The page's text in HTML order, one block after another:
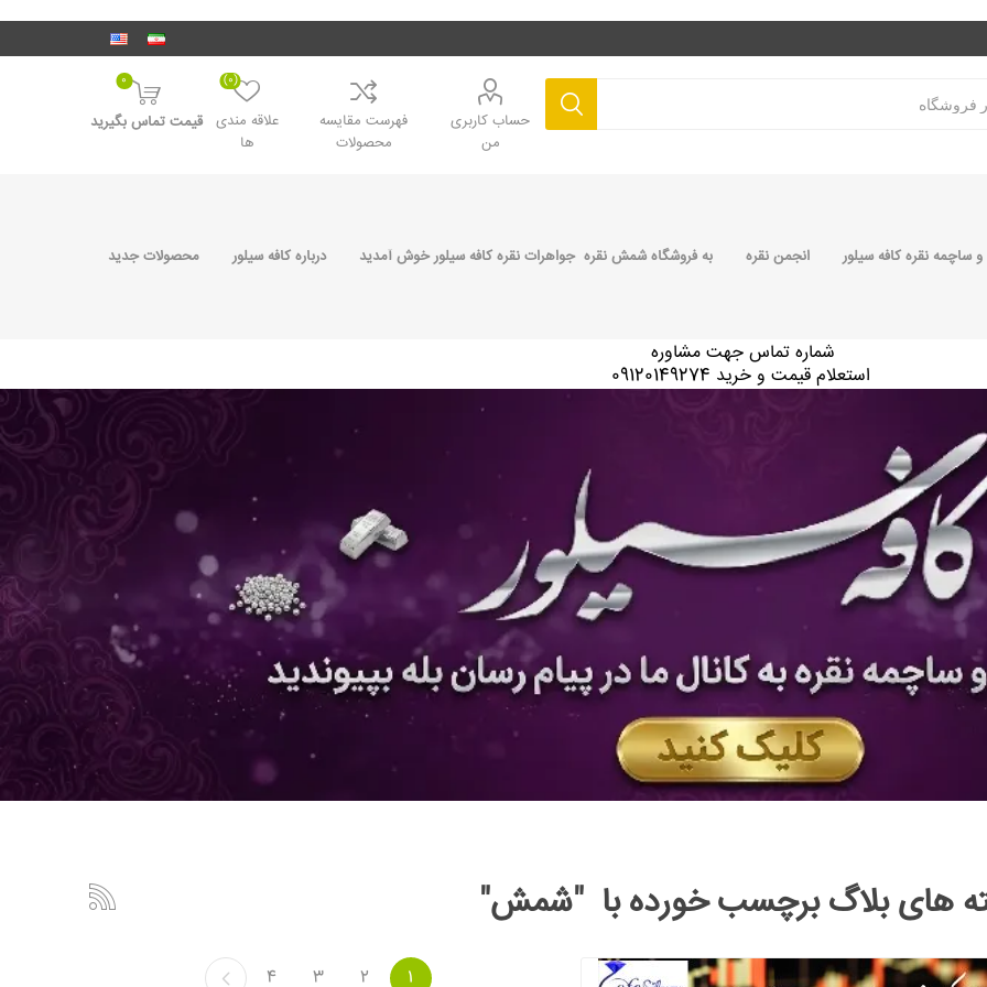
حساب کاربری
من
فهرست مقایسه
محصولات
علاقه مندی
ها
(0)
0
قیمت تماس بگیرید
ساچمه نقره کافه سیلور انجمن نقره به فروشگاه شمش نقره جواهرات نقره کافه سیلور خوش آمدید درباره کافه سیلور محصولات جدید
شماره تماس جهت مشاوره
استعلام قیمت و خرید 09120149274
های بلاگ برچسب خورده با "شمش"
1
2
3
4